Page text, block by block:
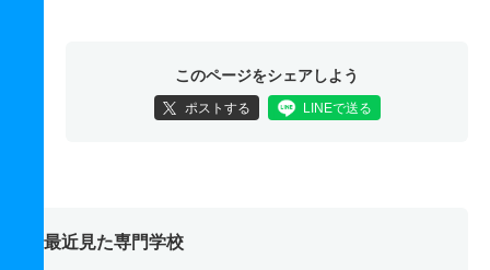
このページをシェアしよう
ポストする LINEで送る
最近見た専門学校